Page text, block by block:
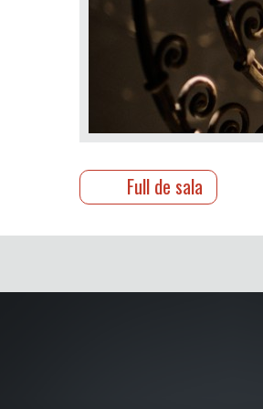
Full de sala